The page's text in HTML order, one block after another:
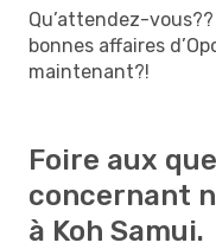
Qu’attendez-
bonnes affaires
maintenant?!
Foire aux
concernant
à Koh Samui.